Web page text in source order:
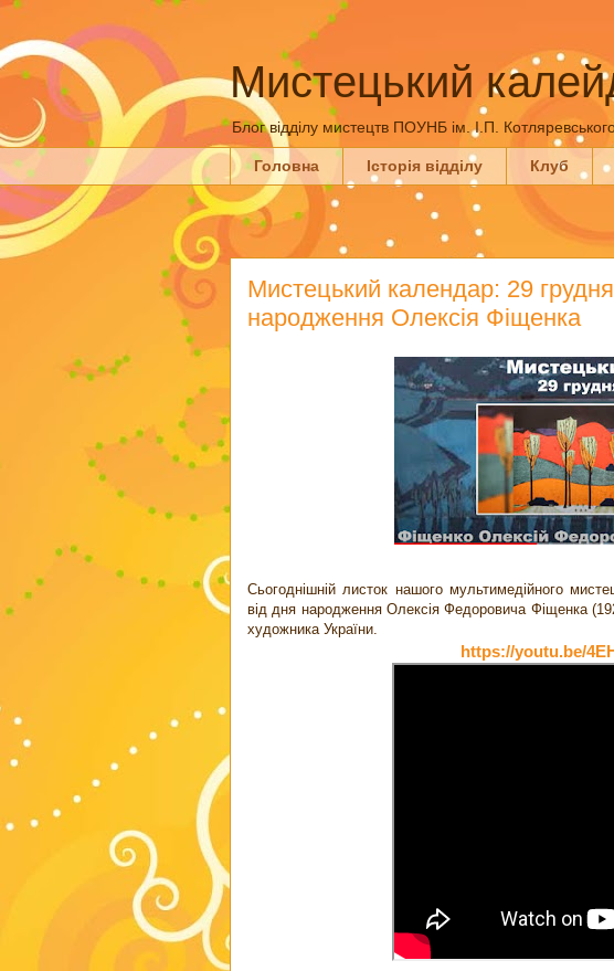
Мистецький
Блог відділу мистецтв ПОУНБ ім. І.П.
Головна Історія відділу Клуб
Мистецький календар: 29
народження Олексія Фіщенка
Сьогоднішній листок нашого мультимедійного
від дня народження Олексія Федоровича Фіщенка
художника України.
https://youtu.be/